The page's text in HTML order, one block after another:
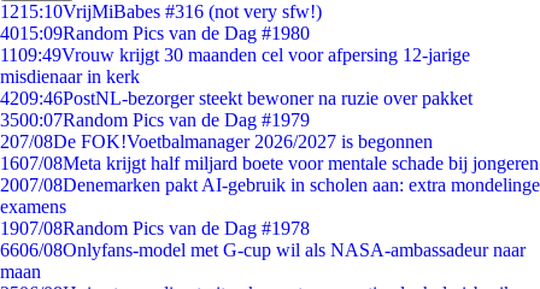
1215:10VrijMiBabes #316 (not very sfw!)
4015:09Random Pics van de Dag #1980
1109:49Vrouw krijgt 30 maanden cel voor afpersing 12-jarige
misdienaar in kerk
4209:46PostNL-bezorger steekt bewoner na ruzie over pakket
3500:07Random Pics van de Dag #1979
207/08De FOK!Voetbalmanager 2026/2027 is begonnen
1607/08Meta krijgt half miljard boete voor mentale schade bij jongeren
2007/08Denemarken pakt AI-gebruik in scholen aan: extra mondelinge
examens
1907/08Random Pics van de Dag #1978
6606/08Onlyfans-model met G-cup wil als NASA-ambassadeur naar
maan